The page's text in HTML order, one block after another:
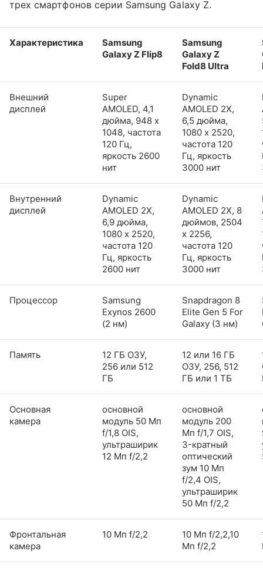
трех смартфонов серии Samsung Galaxy Z.
Характеристика
Samsung
Galaxy Z Flip8
Samsung
Galaxy Z
Fold8 Ultra
Внешний
дисплей
Super
AMOLED, 4,1
дюйма, 948 x
1048, частота
120 Гц,
яркость 2600
нит
Dynamic
AMOLED 2X,
6,5 дюйма,
1080 x 2520,
частота 120
Гц, яркость
3000 нит
Внутренний
дисплей
Dynamic
AMOLED 2X,
6,9 дюйма,
1080 x 2520,
частота 120
Гц, яркость
2600 нит
Dynamic
AMOLED 2X, 8
дюймов, 2504
x 2256,
частота 120
Гц, яркость
3000 нит
Процессор
Samsung
Exynos 2600
(2 нм)
Snapdragon 8
Elite Gen 5 For
Galaxy (3 нм)
Память
12 ГБ ОЗУ,
256 или 512
ГБ
12 или 16 ГБ
ОЗУ, 256, 512
ГБ или 1 ТБ
Основная
камера
основной
модуль 50 Мп
f/1,8 OIS,
ультраширик
12 Мп f/2,2
основной
модуль 200
Мп f/1,7 OIS,
3-кратный
оптический
зум 10 Мп
f/2,4 OIS,
ультраширик
50 Мп f/2,2
Фронтальная
камера
10 Мп f/2,2
10 Мп f/2,2,10
Мп f/2,2